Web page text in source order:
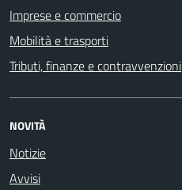
Imprese e commercio
Mobilità e trasporti
Tributi, finanze e contravvenzioni
NOVITÀ
Notizie
Avvisi